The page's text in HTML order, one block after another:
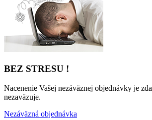
BEZ STRESU !
Nacenenie Vašej nezáväznej objednávky je
nezaväzuje.
Nezáväzná objednávka